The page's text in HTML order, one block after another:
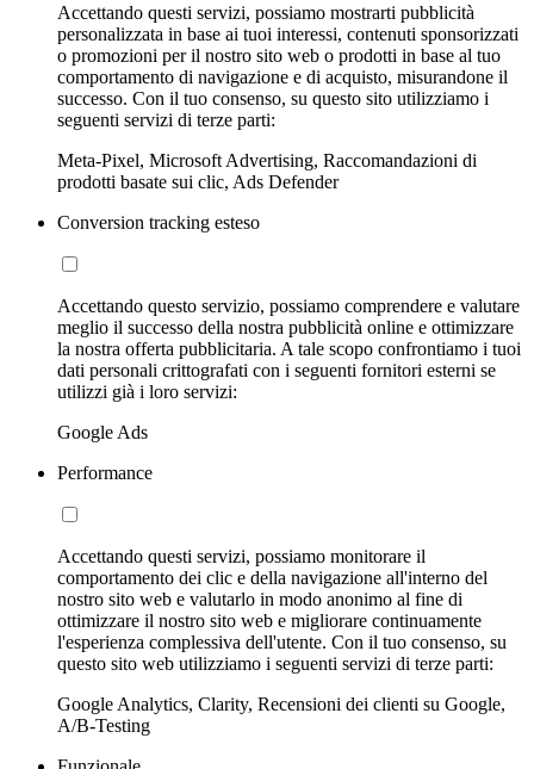
Accettando questi servizi, possiamo mostrarti pubblicità
personalizzata in base ai tuoi interessi, contenuti sponsorizzati
o promozioni per il nostro sito web o prodotti in base al tuo
comportamento di navigazione e di acquisto, misurandone il
successo. Con il tuo consenso, su questo sito utilizziamo i
seguenti servizi di terze parti:
Meta-Pixel, Microsoft Advertising, Raccomandazioni di
prodotti basate sui clic, Ads Defender
Conversion tracking esteso
Accettando questo servizio, possiamo comprendere e valutare
meglio il successo della nostra pubblicità online e ottimizzare
la nostra offerta pubblicitaria. A tale scopo confrontiamo i tuoi
dati personali crittografati con i seguenti fornitori esterni se
utilizzi già i loro servizi:
Google Ads
Performance
Accettando questi servizi, possiamo monitorare il
comportamento dei clic e della navigazione all'interno del
nostro sito web e valutarlo in modo anonimo al fine di
ottimizzare il nostro sito web e migliorare continuamente
l'esperienza complessiva dell'utente. Con il tuo consenso, su
questo sito web utilizziamo i seguenti servizi di terze parti:
Google Analytics, Clarity, Recensioni dei clienti su Google,
A/B-Testing